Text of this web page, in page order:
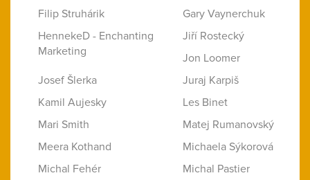
Filip Struhárik
Gary Vaynerchuk
HennekeD - Enchanting
Marketing
Jiří Rostecký
Jon Loomer
Josef Šlerka
Juraj Karpiš
Kamil Aujesky
Les Binet
Mari Smith
Matej Rumanovský
Meera Kothand
Michaela Sýkorová
Michal Fehér
Michal Pastier